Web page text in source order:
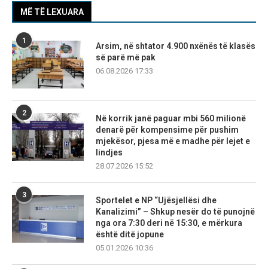
MË TË LEXUARA
1
Arsim, në shtator 4.900 nxënës të klasës
së parë më pak
06.08.2026 17:33
2
Në korrik janë paguar mbi 560 milionë
denarë për kompensime për pushim
mjekësor, pjesa më e madhe për lejet e
lindjes
28.07.2026 15:52
3
Sportelet e NP “Ujësjellësi dhe
Kanalizimi” – Shkup nesër do të punojnë
nga ora 7:30 deri në 15:30, e mërkura
është ditë jopune
05.01.2026 10:36